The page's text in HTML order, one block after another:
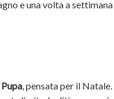
e una volta a settimana
Pupa, pensata per il Natale.